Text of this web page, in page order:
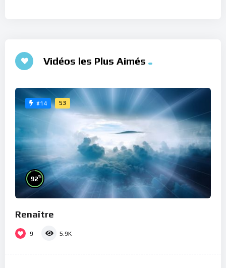
Vidéos les Plus Aimés
#14 53
92%
Renaître
9 5.9K